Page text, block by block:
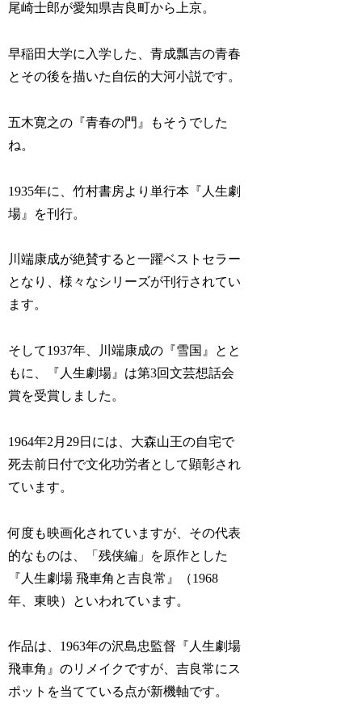
尾崎士郎が愛知県吉良町から上京。
早稲田大学に入学した、青成瓢吉の青春
とその後を描いた自伝的大河小説です。
五木寛之の『青春の門』もそうでした
ね。
1935年に、竹村書房より単行本『人生劇
場』を刊行。
川端康成が絶賛すると一躍ベストセラー
となり、様々なシリーズが刊行されてい
ます。
そして1937年、川端康成の『雪国』とと
もに、『人生劇場』は第3回文芸想話会
賞を受賞しました。
1964年2月29日には、大森山王の自宅で
死去前日付で文化功労者として顕彰され
ています。
何度も映画化されていますが、その代表
的なものは、「残侠編」を原作とした
『人生劇場 飛車角と吉良常』（1968
年、東映）といわれています。
作品は、1963年の沢島忠監督『人生劇場
飛車角』のリメイクですが、吉良常にス
ポットを当てている点が新機軸です。